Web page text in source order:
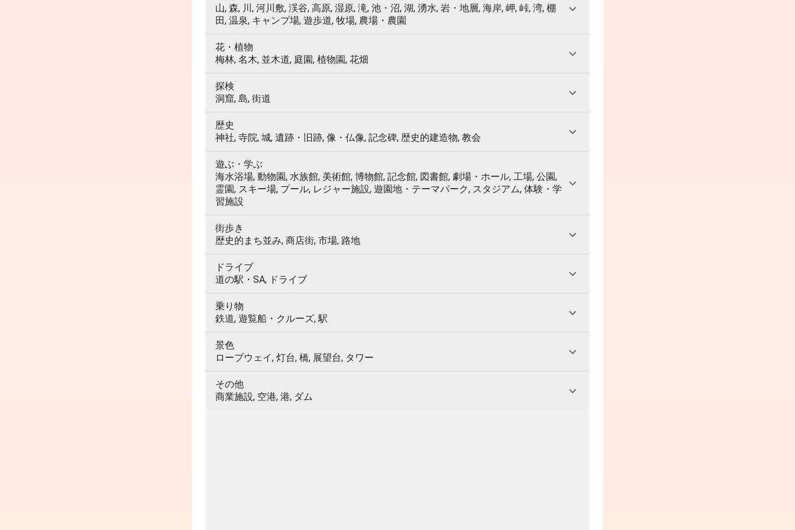
山, 森, 川, 河川敷, 渓谷, 高原, 湿原, 滝, 池・沼, 湖, 湧水, 岩・地層, 海岸, 岬, 峠, 湾, 棚
田, 温泉, キャンプ場, 遊歩道, 牧場, 農場・農園
花・植物
梅林, 名木, 並木道, 庭園, 植物園, 花畑
探検
洞窟, 島, 街道
歴史
神社, 寺院, 城, 遺跡・旧跡, 像・仏像, 記念碑, 歴史的建造物, 教会
遊ぶ・学ぶ
海水浴場, 動物園, 水族館, 美術館, 博物館, 記念館, 図書館, 劇場・ホール, 工場, 公園,
霊園, スキー場, プール, レジャー施設, 遊園地・テーマパーク, スタジアム, 体験・学
習施設
街歩き
歴史的まち並み, 商店街, 市場, 路地
ドライブ
道の駅・SA, ドライブ
乗り物
鉄道, 遊覧船・クルーズ, 駅
景色
ロープウェイ, 灯台, 橋, 展望台, タワー
その他
商業施設, 空港, 港, ダム